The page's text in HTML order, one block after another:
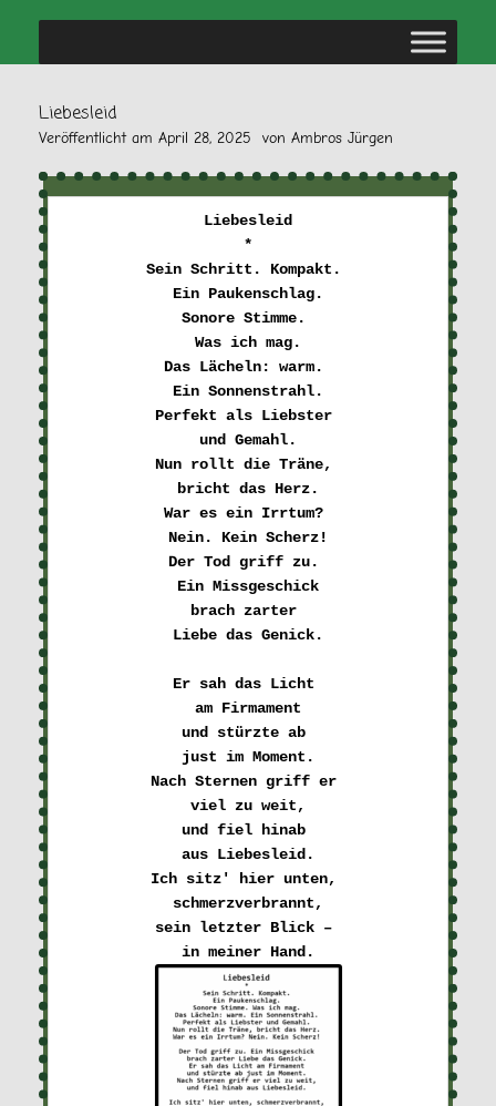
Liebesleid
Veröffentlicht am April 28, 2025 von Ambros Jürgen
Liebesleid
*
Sein Schritt. Kompakt.
Ein Paukenschlag.
Sonore Stimme.
Was ich mag.
Das Lächeln: warm.
Ein Sonnenstrahl.
Perfekt als Liebster
und Gemahl.
Nun rollt die Träne,
bricht das Herz.
War es ein Irrtum?
Nein. Kein Scherz!
Der Tod griff zu.
Ein Missgeschick
brach zarter
Liebe das Genick.
Er sah das Licht
am Firmament
und stürzte ab
just im Moment.
Nach Sternen griff er
viel zu weit,
und fiel hinab
aus Liebesleid.
Ich sitz' hier unten,
schmerzverbrannt,
sein letzter Blick –